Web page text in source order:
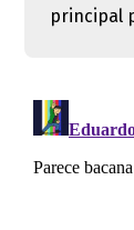
principal